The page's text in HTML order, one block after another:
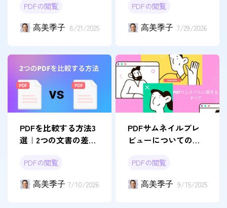
PDFの閲覧
高美季子 8/21/2025
ト
PDFの閲覧
高美季子 7/29/2026
PDFを比較する方法3
選｜2つの文書の差分
PDFの閲覧
高美季子 7/10/2026
PDFサムネイルプレ
ビューについての詳
PDFの閲覧
高美季子 9/15/2025